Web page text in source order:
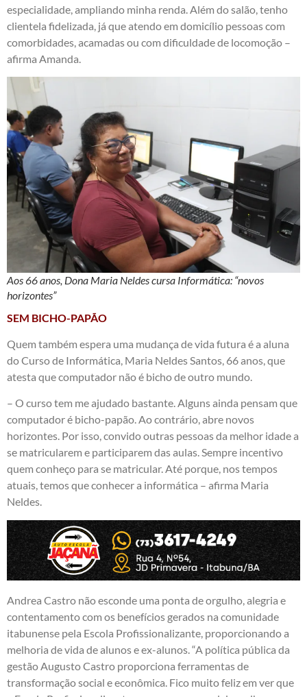
especialidade, ampliando minha renda. Além do salão, tenho
clientela fidelizada, já que atendo em domicílio pessoas com
comorbidades, acamadas ou com dificuldade de locomoção –
afirma Amanda.
Aos 66 anos, Dona Maria Neldes cursa Informática: “novos
horizontes”
SEM BICHO-PAPÃO
Quem também espera uma mudança de vida futura é a aluna
do Curso de Informática, Maria Neldes Santos, 66 anos, que
atesta que computador não é bicho de outro mundo.
– O curso tem me ajudado bastante. Alguns ainda pensam que
computador é bicho-papão. Ao contrário, abre novos
horizontes. Por isso, convido outras pessoas da melhor idade a
se matricularem e participarem das aulas. Sempre incentivo
quem conheço para se matricular. Até porque, nos tempos
atuais, temos que conhecer a informática – afirma Maria
Neldes.
Andrea Castro não esconde uma ponta de orgulho, alegria e
contentamento com os benefícios gerados na comunidade
itabunense pela Escola Profissionalizante, proporcionando a
melhoria de vida de alunos e ex-alunos. “A política pública da
gestão Augusto Castro proporciona ferramentas de
transformação social e econômica. Fico muito feliz em ver que